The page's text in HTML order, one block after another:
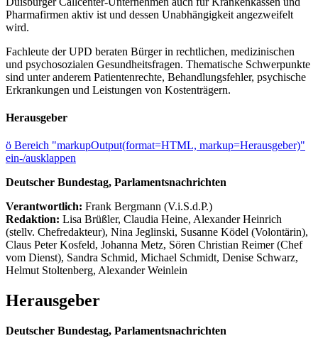
Pharmafirmen aktiv ist und dessen Unabhängigkeit angezweifelt
wird.
Fachleute der UPD beraten Bürger in rechtlichen, medizinischen
und psychosozialen Gesundheitsfragen. Thematische Schwerpunkte
sind unter anderem Patientenrechte, Behandlungsfehler, psychische
Erkrankungen und Leistungen von Kostenträgern.
Herausgeber
ö Bereich "markupOutput(format=HTML, markup=Herausgeber)"
ein-/ausklappen
Deutscher Bundestag, Parlamentsnachrichten
Verantwortlich: Frank Bergmann (V.i.S.d.P.)
Redaktion: Lisa Brüßler, Claudia Heine, Alexander Heinrich
(stellv. Chefredakteur), Nina Jeglinski, Susanne Ködel (Volontärin),
Claus Peter Kosfeld, Johanna Metz, Sören Christian Reimer (Chef
vom Dienst), Sandra Schmid, Michael Schmidt, Denise Schwarz,
Helmut Stoltenberg, Alexander Weinlein
Herausgeber
Deutscher Bundestag, Parlamentsnachrichten